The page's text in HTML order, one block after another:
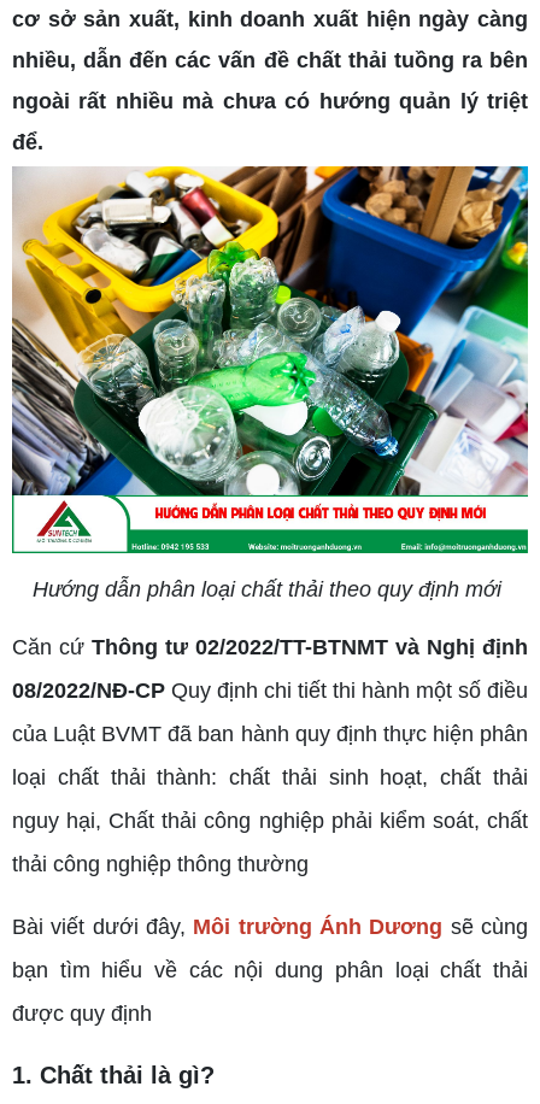
cơ sở sản xuất, kinh doanh xuất hiện ngày càng
nhiều, dẫn đến các vấn đề chất thải tuồng ra bên
ngoài rất nhiều mà chưa có hướng quản lý triệt
để.
Hướng dẫn phân loại chất thải theo quy định mới
Căn cứ Thông tư 02/2022/TT-BTNMT và Nghị định
08/2022/NĐ-CP Quy định chi tiết thi hành một số điều
của Luật BVMT đã ban hành quy định thực hiện phân
loại chất thải thành: chất thải sinh hoạt, chất thải
nguy hại, Chất thải công nghiệp phải kiểm soát, chất
thải công nghiệp thông thường
Bài viết dưới đây, Môi trường Ánh Dương sẽ cùng
bạn tìm hiểu về các nội dung phân loại chất thải
được quy định
1. Chất thải là gì?